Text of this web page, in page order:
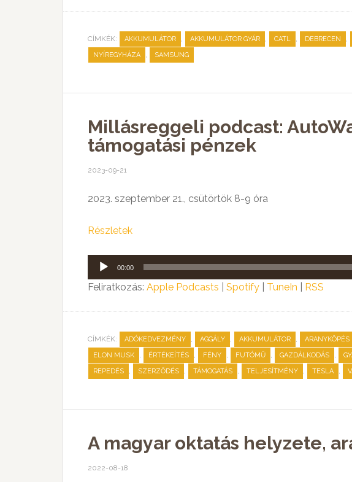
CÍMKÉK: AKKUMULÁTOR , AKKUMULÁTOR GYÁR , CATL , DEBRECEN ,
NYÍREGYHÁZA , SAMSUNG
Millásreggeli podcast:
támogatási pénzek
2023-09-21
2023. szeptember 21., csütörtök 8-9 óra
Részletek
Audió
lejátszó
00:00
Feliratkozás: Apple Podcasts Spotify TuneIn RSS
CÍMKÉK: ADÓKEDVEZMÉNY , AGGÁLY , AKKUMULÁTOR , ARANYKÖPÉS
ELON MUSK , ÉRTÉKEÍTÉS , FÉNY , FUTÓMŰ , GAZDÁLKODÁS ,
REPEDÉS , SZERZŐDÉS , TÁMOGATÁS , TELJESÍTMÉNY , TESLA ,
A magyar oktatás helyzete,
2022-08-18